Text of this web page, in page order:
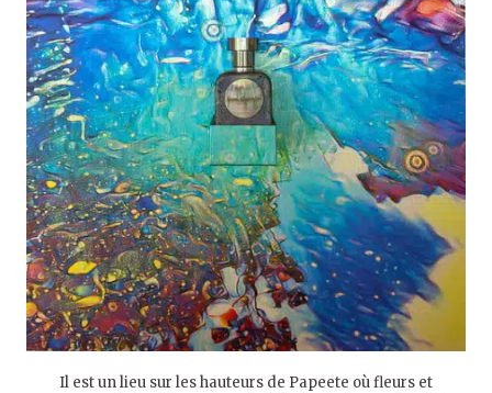
Il est un lieu sur les hauteurs de Papeete où fleurs et